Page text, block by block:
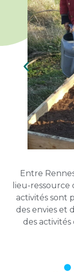
Entre
lieu-ressource
activités sont
des envies et
des